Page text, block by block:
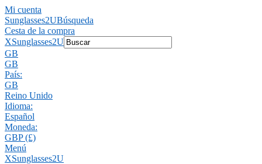
Mi cuenta
Sunglasses2UBúsqueda
Cesta de la compra
XSunglasses2U
GB
GB
País:
GB
Reino Unido
Idioma:
Español
Moneda:
GBP (£)
Menú
XSunglasses2U